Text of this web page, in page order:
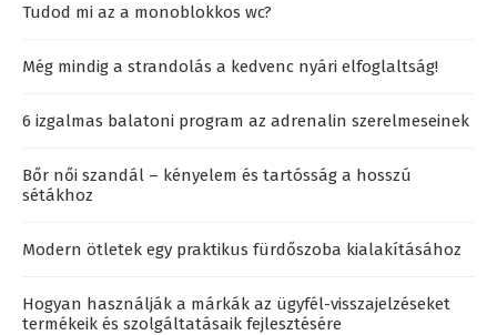
Tudod mi az a monoblokkos wc?
Még mindig a strandolás a kedvenc nyári elfoglaltság!
6 izgalmas balatoni program az adrenalin szerelmeseinek
Bőr női szandál – kényelem és tartósság a hosszú
sétákhoz
Modern ötletek egy praktikus fürdőszoba kialakításához
Hogyan használják a márkák az ügyfél-visszajelzéseket
termékeik és szolgáltatásaik fejlesztésére